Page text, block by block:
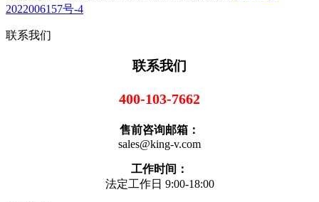
2022006157号-4
联系我们
联系我们
400-103-7662
售前咨询邮箱：
sales@king-v.com
工作时间：
法定工作日 9:00-18:00